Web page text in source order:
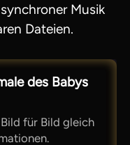
Musik
Dateien.
des Babys
für Bild gleich